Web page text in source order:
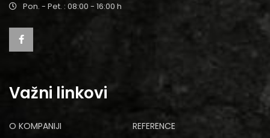
Pon. - Pet. : 08:00 - 16:00 h
Važni linkovi
O KOMPANIJI
REFERENCE